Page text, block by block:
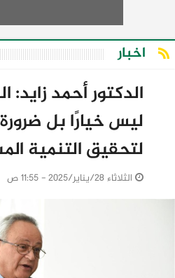
اخبار
الدكتور أحمد زايد:
ليس خيارًا بل
لتحقيق التنمية
الثلاثاء 28/يناير/2025 - 11:55 ص